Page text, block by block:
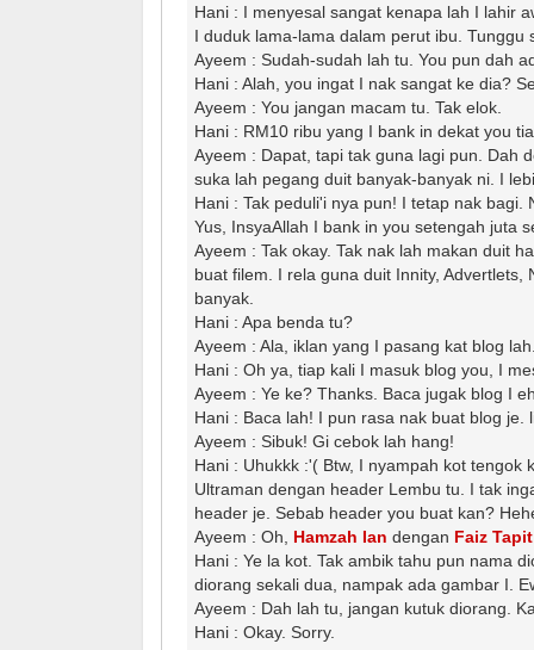
Hani : I menyesal sangat kenapa lah I lahir
I duduk lama-lama dalam perut ibu. Tunggu
Ayeem : Sudah-sudah lah tu. You pun dah
Hani : Alah, you ingat I nak sangat ke dia?
Ayeem : You jangan macam tu. Tak elok.
Hani : RM10 ribu yang I bank in dekat you
Ayeem : Dapat, tapi tak guna lagi pun. Dah
suka lah pegang duit banyak-banyak ni. I
Hani : Tak peduli'i nya pun! I tetap nak bagi.
Yus, InsyaAllah I bank in you setengah juta
Ayeem : Tak okay. Tak nak lah makan duit
buat filem. I rela guna duit Innity, Advertlets,
banyak.
Hani : Apa benda tu?
Ayeem : Ala, iklan yang I pasang kat blog
Hani : Oh ya, tiap kali I masuk blog you, I
Ayeem : Ye ke? Thanks. Baca jugak blog I
Hani : Baca lah! I pun rasa nak buat blog je.
Ayeem : Sibuk! Gi cebok lah hang!
Hani : Uhukkk :'( Btw, I nyampah kot tengok
Ultraman dengan header Lembu tu. I tak
header je. Sebab header you buat kan?
Ayeem : Oh, Hamzah Ian dengan Faiz Tapit
Hani : Ye la kot. Tak ambik tahu pun nama
diorang sekali dua, nampak ada gambar I.
Ayeem : Dah lah tu, jangan kutuk diorang.
Hani : Okay. Sorry.